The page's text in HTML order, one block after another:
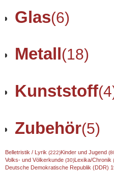
Glas(6)
Metall(18)
Kunststoff
Zubehör(5)
Belletristik / Lyrik (222)Kinder und Jugend
Volks- und Völkerkunde (30)Lexika/Chronik
Deutsche Demokratische Republik (DDR)